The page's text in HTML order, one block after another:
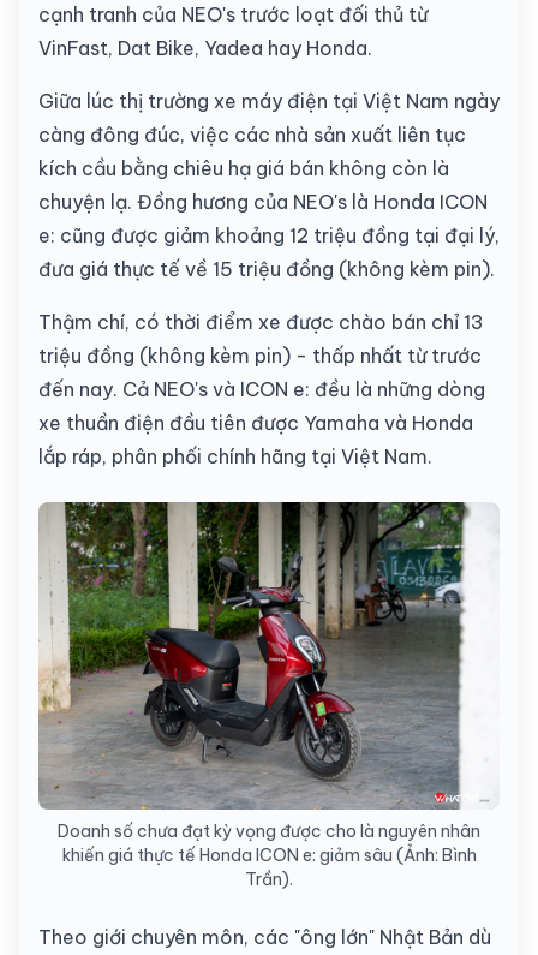
cạnh tranh của NEO's trước loạt đối thủ từ
VinFast, Dat Bike, Yadea hay Honda.
Giữa lúc thị trường xe máy điện tại Việt Nam ngày
càng đông đúc, việc các nhà sản xuất liên tục
kích cầu bằng chiêu hạ giá bán không còn là
chuyện lạ. Đồng hương của NEO's là Honda ICON
e: cũng được giảm khoảng 12 triệu đồng tại đại lý,
đưa giá thực tế về 15 triệu đồng (không kèm pin).
Thậm chí, có thời điểm xe được chào bán chỉ 13
triệu đồng (không kèm pin) - thấp nhất từ trước
đến nay. Cả NEO's và ICON e: đều là những dòng
xe thuần điện đầu tiên được Yamaha và Honda
lắp ráp, phân phối chính hãng tại Việt Nam.
Doanh số chưa đạt kỳ vọng được cho là nguyên nhân
khiến giá thực tế Honda ICON e: giảm sâu (Ảnh: Bình
Trần).
Theo giới chuyên môn, các "ông lớn" Nhật Bản dù